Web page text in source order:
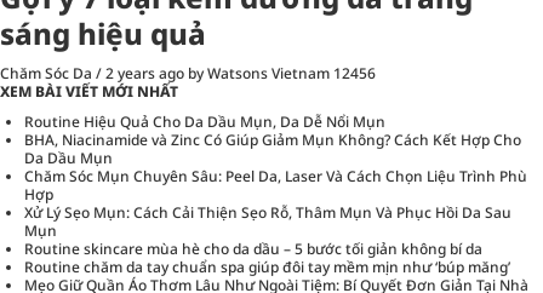
sáng hiệu quả
Chăm Sóc Da /2 years ago by Watsons Vietnam 12456
XEM BÀI VIẾT MỚI NHẤT
Routine Hiệu Quả Cho Da Dầu Mụn, Da Dễ Nổi Mụn
BHA, Niacinamide và Zinc Có Giúp Giảm Mụn Không? Cách Kết Hợp Cho
Da Dầu Mụn
Chăm Sóc Mụn Chuyên Sâu: Peel Da, Laser Và Cách Chọn Liệu Trình Phù
Hợp
Xử Lý Sẹo Mụn: Cách Cải Thiện Sẹo Rỗ, Thâm Mụn Và Phục Hồi Da Sau
Mụn
Routine skincare mùa hè cho da dầu – 5 bước tối giản không bí da
Routine chăm da tay chuẩn spa giúp đôi tay mềm mịn như ‘búp măng’
Mẹo Giữ Quần Áo Thơm Lâu Như Ngoài Tiệm: Bí Quyết Đơn Giản Tại Nhà